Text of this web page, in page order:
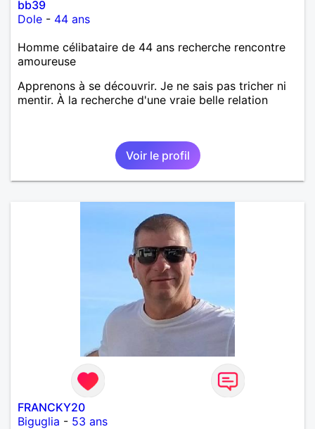
bb39
Dole - 44 ans
Homme célibataire de 44 ans recherche rencontre
amoureuse
Apprenons à se découvrir. Je ne sais pas tricher ni
mentir. À la recherche d'une vraie belle relation
Voir le profil
FRANCKY20
Biguglia - 53 ans